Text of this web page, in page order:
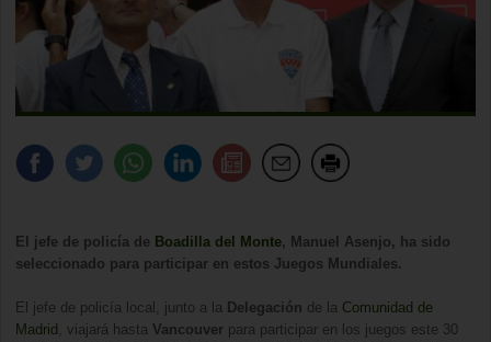
El jefe de policía de Boadilla del Monte, Manuel Asenjo, ha sido
seleccionado para participar en estos Juegos Mundiales.
El jefe de policía local, junto a la Delegación de la Comunidad de
Madrid , viajará hasta Vancouver para participar en los juegos este 30